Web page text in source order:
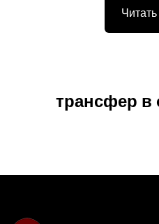
использовали этот
Считается, что он
Вы можете начать
экскурсии к месту
трансфер в